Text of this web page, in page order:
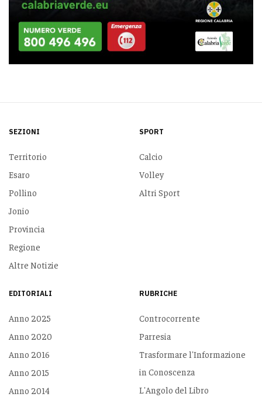
SEZIONI
Territorio
Esaro
Pollino
Jonio
Provincia
Regione
Altre Notizie
SPORT
Calcio
Volley
Altri Sport
EDITORIALI
Anno 2025
Anno 2020
Anno 2016
Anno 2015
Anno 2014
RUBRICHE
Controcorrente
Parresia
Trasformare l'Informazione
in Conoscenza
L'Angolo del Libro